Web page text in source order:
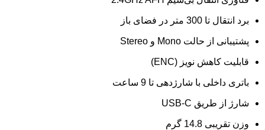
برد انتقال تا 300 متر در فضای باز
پشتیبانی از حالت Mono و Stereo
قابلیت کاهش نویز (ENC)
باتری داخلی با شارژدهی تا 9 ساعت
شارژ از طریق USB-C
وزن تقریبی 14.8 گرم